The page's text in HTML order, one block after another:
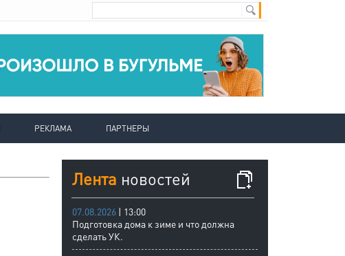
РЕКЛАМА ПАРТНЕРЫ
Лента новостей
07.08.2026 | 13:00
Подготовка дома к зиме и что должна
сделать УК.